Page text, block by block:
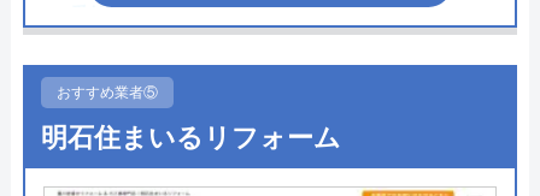
公式サイトを見る
0120-569-365
●受付時間 8:00~17:00
土曜、日曜、祝日、年末年始、お
●累計実績 ―
●保証・保険 ―
おすすめ業者⑤
明石住まいるリフォーム